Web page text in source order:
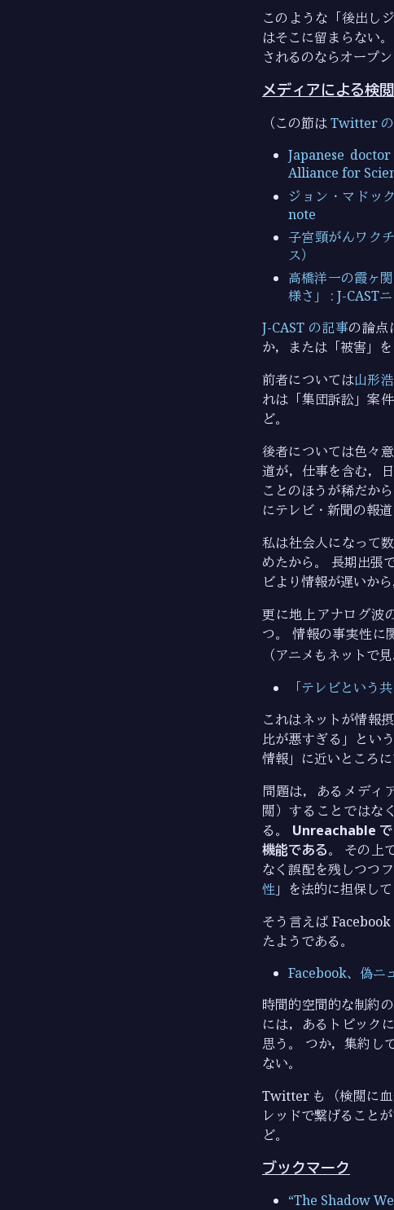
このような「後出し
はそこに留まらない
されるのならオープ
メディアによる検
（この節はTwitter の
Japanese
Alliance for
ジョン・マドッ
note
子宮頸がんワク
ス）
高橋洋一の霞ヶ
様さ」 : J-CAST
J-CAST の記事の論点
か，または「被害」
前者については山形
れは「集団訴訟」案
ど。
後者については色々
道が，仕事を含む，
ことのほうが稀だか
にテレビ・新聞の報
私は社会人になって
めたから。 長期出張
ビより情報が遅いから
更に地上アナログ波
つ。 情報の事実性に
（アニメもネットで
「テレビとい
これはネットが情報
比が悪すぎる」とい
情報」に近いところ
問題は，あるメディ
閲）することではな
る。 Unreachable で
機能である。 その上
なく誤配を残しつつ
性 」を法的に担保し
そう言えば
たようである。
Facebook、偽ニ
時間的空間的な制約
には，あるトピック
思う。 つか，集約し
ない。
Twitter も（検閲に血
レッドで繋げること
ど。
ブックマーク
“The Shadow